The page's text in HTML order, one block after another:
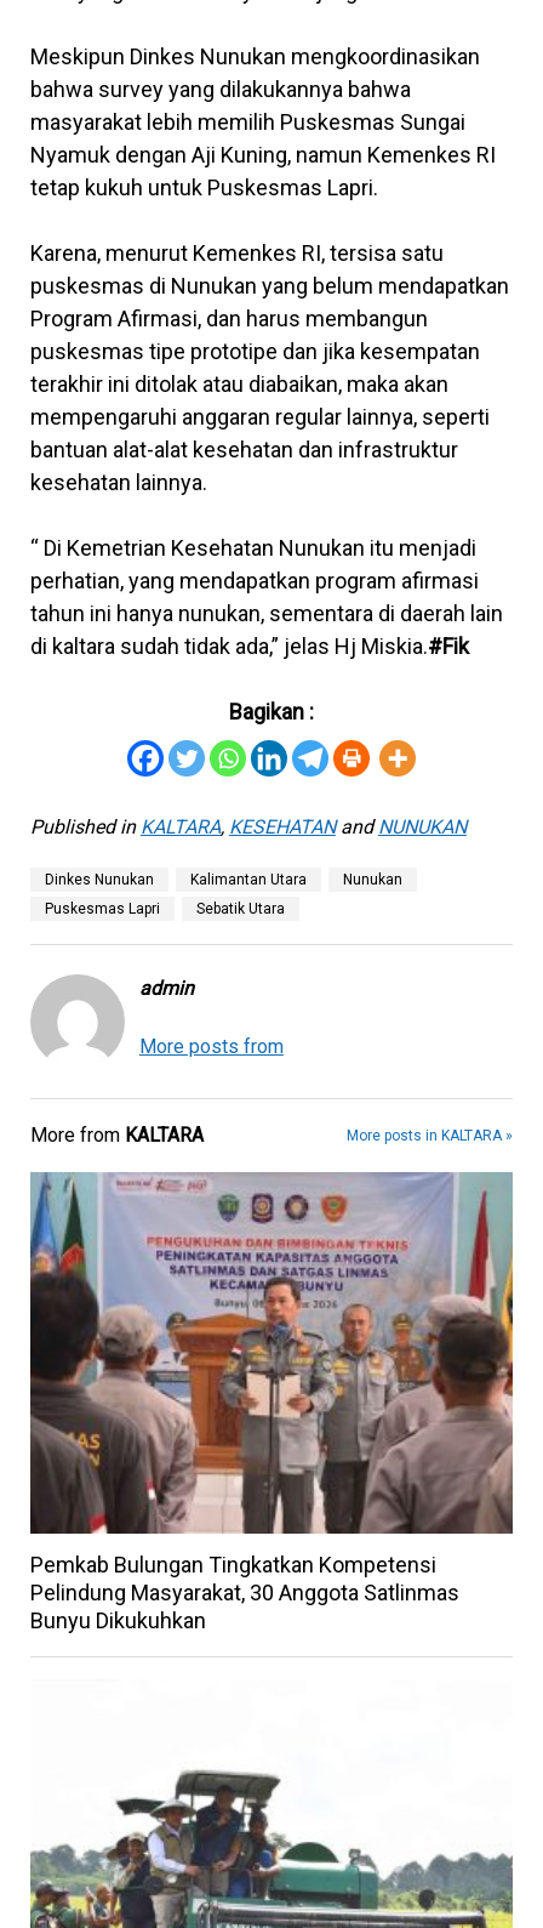
Meskipun Dinkes Nunukan mengkoordinasikan
bahwa survey yang dilakukannya bahwa
masyarakat lebih memilih Puskesmas Sungai
Nyamuk dengan Aji Kuning, namun Kemenkes RI
tetap kukuh untuk Puskesmas Lapri.
Karena, menurut Kemenkes RI, tersisa satu
puskesmas di Nunukan yang belum mendapatkan
Program Afirmasi, dan harus membangun
puskesmas tipe prototipe dan jika kesempatan
terakhir ini ditolak atau diabaikan, maka akan
mempengaruhi anggaran regular lainnya, seperti
bantuan alat-alat kesehatan dan infrastruktur
kesehatan lainnya.
“ Di Kemetrian Kesehatan Nunukan itu menjadi
perhatian, yang mendapatkan program afirmasi
tahun ini hanya nunukan, sementara di daerah lain
di kaltara sudah tidak ada,” jelas Hj Miskia.#Fik
Bagikan :
Published in KALTARA, KESEHATANandNUNUKAN
Dinkes Nunukan Kalimantan Utara
Nunukan
Puskesmas Lapri
Sebatik Utara
admin
More posts from
More from KALTARA More posts in KALTARA »
Pemkab Bulungan Tingkatkan Kompetensi
Pelindung Masyarakat, 30 Anggota Satlinmas
Bunyu Dikukuhkan